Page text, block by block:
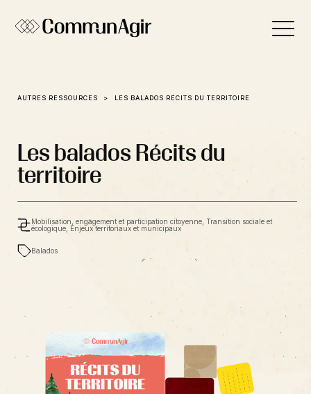
AUTRES RESSOURCES LES BALADOS RÉCITS DU TERRITOIRE
Les balados Récits du
territoire
Mobilisation, engagement et participation citoyenne, Transition sociale et
écologique, Enjeux territoriaux et municipaux
Balados